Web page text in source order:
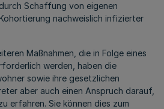
Schaffung von eigenen
nachweislich infizierter
Maßnahmen, die in Folge eines
werden, haben die
sowie ihre gesetzlichen
aber auch einen Anspruch darauf,
erfahren. Sie können dies zum